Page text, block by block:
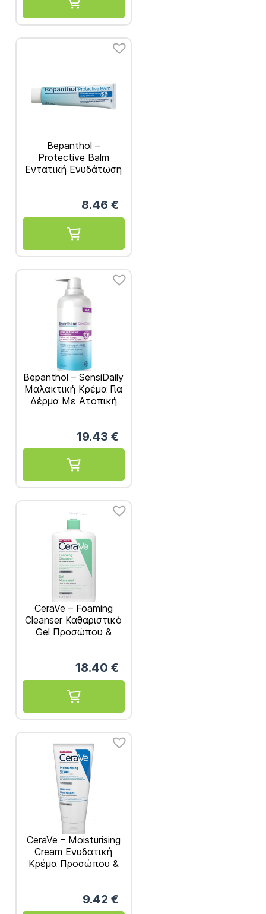
Bepanthol –
Protective Balm
Εντατική Ενυδάτωση
8.46 €
Bepanthol – SensiDaily
Μαλακτική Κρέμα Για
Δέρμα Με Ατοπική
19.43 €
CeraVe – Foaming
Cleanser Καθαριστικό
Gel Προσώπου &
18.40 €
CeraVe – Moisturising
Cream Ενυδατική
Κρέμα Προσώπου &
9.42 €